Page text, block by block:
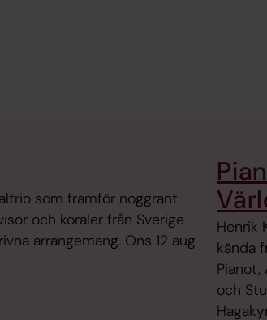
som framför noggrant
och koraler från Sverige
arrangemang. Ons 12 aug
Henrik
kända
och